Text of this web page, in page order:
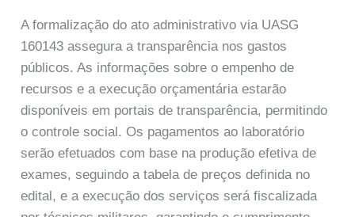
A formalização do ato administrativo via UASG
160143 assegura a transparência nos gastos
públicos. As informações sobre o empenho de
recursos e a execução orçamentária estarão
disponíveis em portais de transparência, permitindo
o controle social. Os pagamentos ao laboratório
serão efetuados com base na produção efetiva de
exames, seguindo a tabela de preços definida no
edital, e a execução dos serviços será fiscalizada